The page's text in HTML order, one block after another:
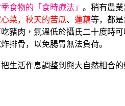
食物的「食時療法」 。稍有農
菜，秋天的苦瓜、 蓮藕等，都是
豬肉，氣溫低於攝氏二十度時
排骨，以免腸胃無法負荷。
活作息調整到與大自然相合